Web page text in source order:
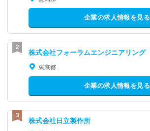
企業の求人情報を見る
株式会社フォーラムエンジニアリング
東京都
企業の求人情報を見る
株式会社日立製作所